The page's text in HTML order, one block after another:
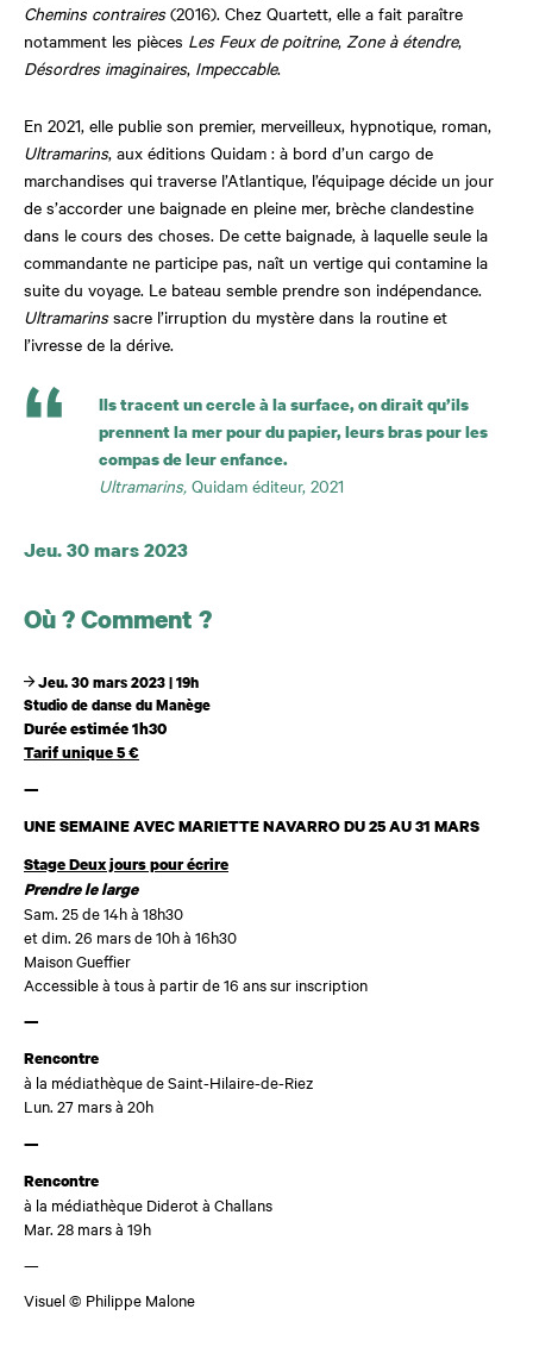
Chemins contraires(2016). Chez Quartett, elle a fait paraître
notamment les pièces Les Feux de poitrine, Zone à étendre,
Désordres imaginaires, Impeccable.
En 2021, elle publie son premier, merveilleux, hypnotique, roman,
Ultramarins, aux éditions Quidam : à bord d’un cargo de
marchandises qui traverse l’Atlantique, l’équipage décide un jour
de s’accorder une baignade en pleine mer, brèche clandestine
dans le cours des choses. De cette baignade, à laquelle seule la
commandante ne participe pas, naît un vertige qui contamine la
suite du voyage. Le bateau semble prendre son indépendance.
Ultramarinssacre l’irruption du mystère dans la routine et
l’ivresse de la dérive.
Ils tracentun cercle à la surface,on diraitqu’ils
prennentla mer pourdu papier,leurs bras pourles
compas deleur enfance.
Ultramarins, Quidam éditeur, 2021
Dates et horaires
Jeu. 30 mars 2023
Où ? Comment ?
Jeu. 30 mars 2023 | 19h
Studio de danse du Manège
Durée estimée 1h30
Tarif unique 5 €
—
UNE SEMAINE AVEC MARIETTE NAVARRODU 25 AU 31 MARS
Stage Deux jours pour écrire
Prendre le large
Sam. 25de 14h à 18h30
et dim. 26 marsde 10h à 16h30
Maison Gueffier
Accessible à tous à partirde 16 ans sur inscription
—
Rencontre
à la médiathèque de Saint-Hilaire-de-Riez
Lun. 27 mars à 20h
—
Rencontre
à la médiathèque Diderot à Challans
Mar. 28 mars à 19h
—
Visuel © Philippe Malone